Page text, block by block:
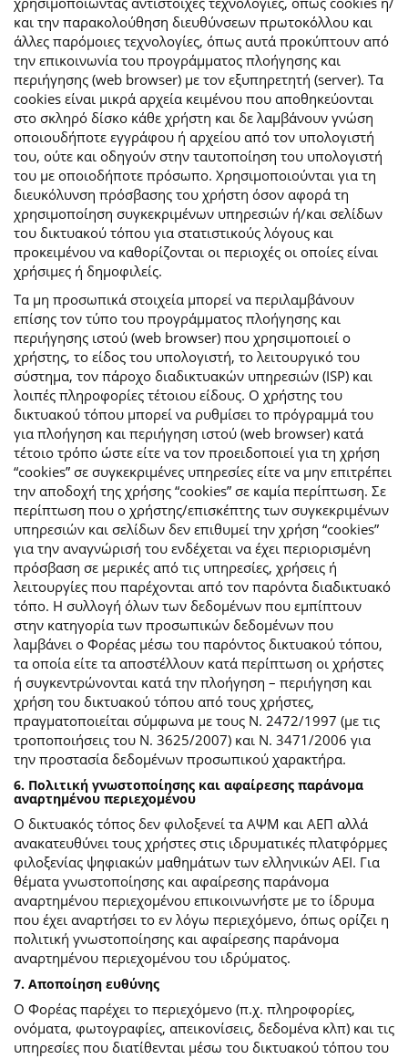
και την παρακολούθηση διευθύνσεων πρωτοκόλλου και
άλλες παρόμοιες τεχνολογίες, όπως αυτά προκύπτουν από
την επικοινωνία του προγράμματος πλοήγησης και
περιήγησης (web browser) με τον εξυπηρετητή (server). Τα
cookies είναι μικρά αρχεία κειμένου που αποθηκεύονται
στο σκληρό δίσκο κάθε χρήστη και δε λαμβάνουν γνώση
οποιουδήποτε εγγράφου ή αρχείου από τον υπολογιστή
του, ούτε και οδηγούν στην ταυτοποίηση του υπολογιστή
του με οποιοδήποτε πρόσωπο. Χρησιμοποιούνται για τη
διευκόλυνση πρόσβασης του χρήστη όσον αφορά τη
χρησιμοποίηση συγκεκριμένων υπηρεσιών ή/και σελίδων
του δικτυακού τόπου για στατιστικούς λόγους και
προκειμένου να καθορίζονται οι περιοχές οι οποίες είναι
χρήσιμες ή δημοφιλείς.
Τα μη προσωπικά στοιχεία μπορεί να περιλαμβάνουν
επίσης τον τύπο του προγράμματος πλοήγησης και
περιήγησης ιστού (web browser) που χρησιμοποιεί ο
χρήστης, το είδος του υπολογιστή, το λειτουργικό του
σύστημα, τον πάροχο διαδικτυακών υπηρεσιών (ISP) και
λοιπές πληροφορίες τέτοιου είδους. Ο χρήστης του
δικτυακού τόπου μπορεί να ρυθμίσει το πρόγραμμά του
για πλοήγηση και περιήγηση ιστού (web browser) κατά
τέτοιο τρόπο ώστε είτε να τον προειδοποιεί για τη χρήση
“cookies” σε συγκεκριμένες υπηρεσίες είτε να μην επιτρέπει
την αποδοχή της χρήσης “cookies” σε καμία περίπτωση. Σε
περίπτωση που ο χρήστης/επισκέπτης των συγκεκριμένων
υπηρεσιών και σελίδων δεν επιθυμεί την χρήση “cookies”
για την αναγνώρισή του ενδέχεται να έχει περιορισμένη
πρόσβαση σε μερικές από τις υπηρεσίες, χρήσεις ή
λειτουργίες που παρέχονται από τον παρόντα διαδικτυακό
τόπο. Η συλλογή όλων των δεδομένων που εμπίπτουν
στην κατηγορία των προσωπικών δεδομένων που
λαμβάνει ο Φορέας μέσω του παρόντος δικτυακού τόπου,
τα οποία είτε τα αποστέλλουν κατά περίπτωση οι χρήστες
ή συγκεντρώνονται κατά την πλοήγηση – περιήγηση και
χρήση του δικτυακού τόπου από τους χρήστες,
πραγματοποιείται σύμφωνα με τους Ν. 2472/1997 (με τις
τροποποιήσεις του Ν. 3625/2007) και Ν. 3471/2006 για
την προστασία δεδομένων προσωπικού χαρακτήρα.
6. Πολιτική γνωστοποίησης και αφαίρεσης παράνομα
αναρτημένου περιεχομένου
Ο δικτυακός τόπος δεν φιλοξενεί τα ΑΨΜ και ΑΕΠ αλλά
ανακατευθύνει τους χρήστες στις ιδρυματικές πλατφόρμες
φιλοξενίας ψηφιακών μαθημάτων των ελληνικών ΑΕΙ. Για
θέματα γνωστοποίησης και αφαίρεσης παράνομα
αναρτημένου περιεχομένου επικοινωνήστε με το ίδρυμα
που έχει αναρτήσει το εν λόγω περιεχόμενο, όπως ορίζει η
πολιτική γνωστοποίησης και αφαίρεσης παράνομα
αναρτημένου περιεχομένου του ιδρύματος.
7. Αποποίηση ευθύνης
Ο Φορέας παρέχει το περιεχόμενο (π.χ. πληροφορίες,
ονόματα, φωτογραφίες, απεικονίσεις, δεδομένα κλπ) και τις
υπηρεσίες που διατίθενται μέσω του δικτυακού τόπου του